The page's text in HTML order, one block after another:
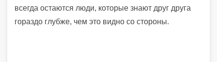
всегда остаются люди, которые знают друг друга
гораздо глубже, чем это видно со стороны.